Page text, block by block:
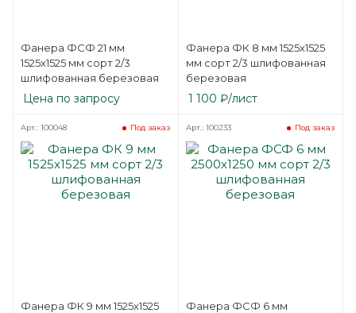
Фанера ФСФ 21 мм
1525х1525 мм сорт 2/3
шлифованная березовая
Цена по запросу
Фанера ФК 8 мм 1525х1525
мм сорт 2/3 шлифованная
березовая
1 100 ₽/лист
Фанера ФК 9 мм 1525х1525
Под заказ
Арт.: 100048
Фанера ФСФ 6 мм
Под заказ
Арт.: 100233